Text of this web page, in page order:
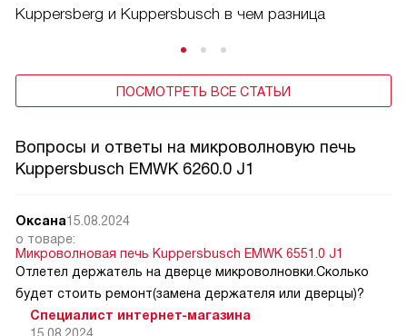
Kuppersberg и Kuppersbusch в чем разница
ПОСМОТРЕТЬ ВСЕ СТАТЬИ
Вопросы и ответы на микроволновую печь
Kuppersbusch EMWK 6260.0 J1
Оксана15.08.2024
о товаре:
Микроволновая печь Kuppersbusch EMWK 6551.0 J1
Отлетел держатель на дверце микроволновки.Сколько
будет стоить ремонт(замена держателя или дверцы)?
Специалист интернет-магазина